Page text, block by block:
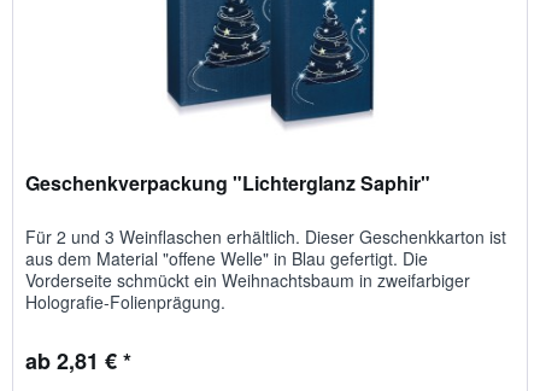
Geschenkverpackung "Lichterglanz Saphir"
Für 2 und 3 Weinflaschen erhältlich. Dieser Geschenkkarton ist
aus dem Material "offene Welle" in Blau gefertigt. Die
Vorderseite schmückt ein Weihnachtsbaum in zweifarbiger
Holografie-Folienprägung.
ab 2,81 € *